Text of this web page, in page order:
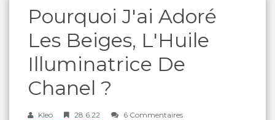
Pourquoi J'ai Adoré
Les Beiges, L'Huile
Illuminatrice De
Chanel ?
Kleo 28.6.22 6 Commentaires